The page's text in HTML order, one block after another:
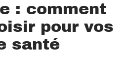
: comment
pour vos
santé